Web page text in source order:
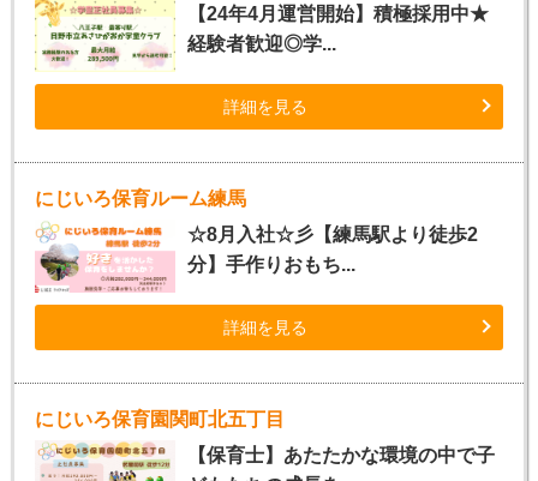
【24年4月運営開始】積極採用中★
経験者歓迎◎学...
詳細を見る
にじいろ保育ルーム練馬
☆8月入社☆彡【練馬駅より徒歩2
分】手作りおもち...
詳細を見る
にじいろ保育園関町北五丁目
【保育士】あたたかな環境の中で子